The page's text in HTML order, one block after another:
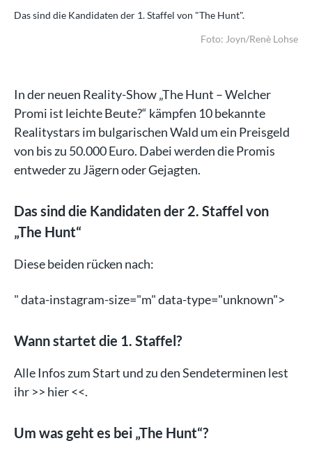
Das sind die Kandidaten der 1. Staffel von "The Hunt".
Foto: Joyn/Renè Lohse
In der neuen Reality-Show „The Hunt – Welcher
Promi ist leichte Beute?“ kämpfen 10 bekannte
Realitystars im bulgarischen Wald um ein Preisgeld
von bis zu 50.000 Euro. Dabei werden die Promis
entweder zu Jägern oder Gejagten.
Das sind die Kandidaten der 2. Staffel von
„The Hunt“
Diese beiden rücken nach:
" data-instagram-size="m" data-type="unknown">
Wann startet die 1. Staffel?
Alle Infos zum Start und zu den Sendeterminen lest
ihr >> hier <<.
Um was geht es bei „The Hunt“?